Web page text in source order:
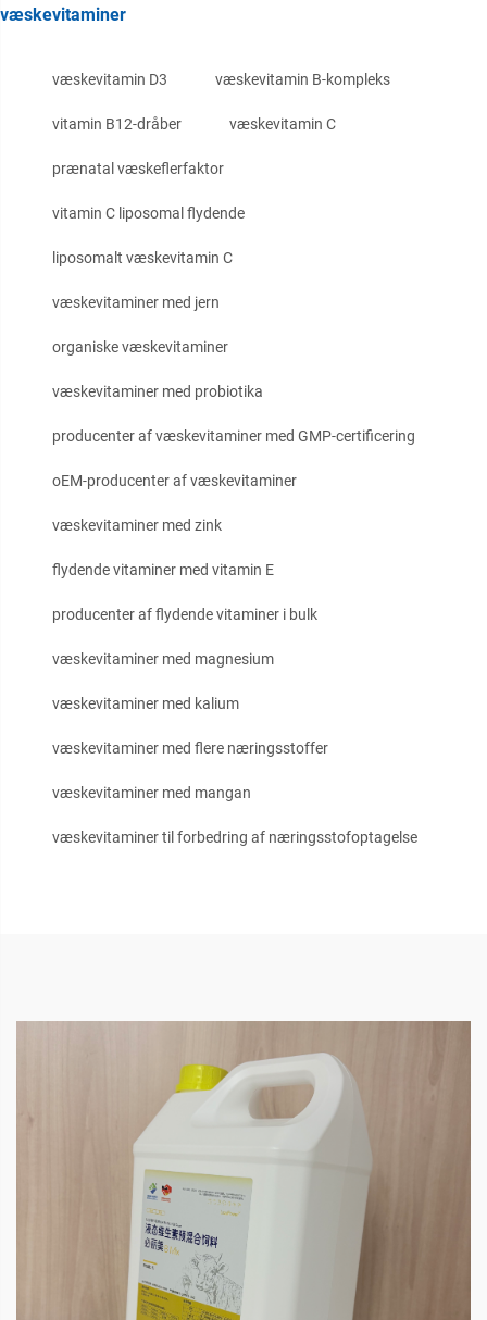
væskevitaminer
væskevitamin D3 væskevitamin B-kompleks
vitamin B12-dråber væskevitamin C
prænatal væskeflerfaktor
vitamin C liposomal flydende
liposomalt væskevitamin C
væskevitaminer med jern
organiske væskevitaminer
væskevitaminer med probiotika
producenter af væskevitaminer med GMP-certificering
oEM-producenter af væskevitaminer
væskevitaminer med zink
flydende vitaminer med vitamin E
producenter af flydende vitaminer i bulk
væskevitaminer med magnesium
væskevitaminer med kalium
væskevitaminer med flere næringsstoffer
væskevitaminer med mangan
væskevitaminer til forbedring af næringsstofoptagelse